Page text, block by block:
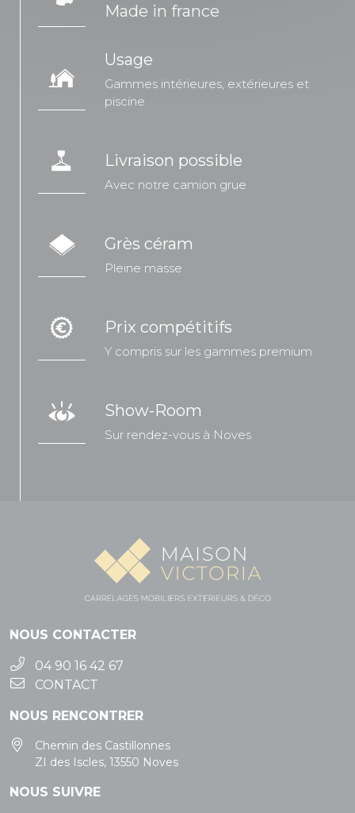
Made in france
Usage
Gammes intérieures, extérieures et
piscine
Livraison possible
Avec notre camion grue
Grès céram
Pleine masse
Prix compétitifs
Y compris sur les gammes premium
Show-Room
Sur rendez-vous à Noves
NOUS CONTACTER
04 90 16 42 67
CONTACT
NOUS RENCONTRER
Chemin des Castillonnes
ZI des Iscles, 13550 Noves
NOUS SUIVRE